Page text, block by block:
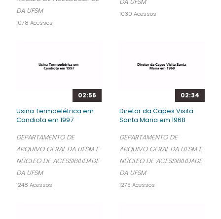
DA UFSM
1078 Acessos
DA UFSM
1030 Acessos
02:56
Usina Termoelétrica em
Candiota em 1997
DEPARTAMENTO DE
ARQUIVO GERAL DA UFSM E
NÚCLEO DE ACESSIBILIDADE
DA UFSM
1248 Acessos
02:34
Diretor da Capes Visita
Santa Maria em 1968
DEPARTAMENTO DE
ARQUIVO GERAL DA UFSM E
NÚCLEO DE ACESSIBILIDADE
DA UFSM
1275 Acessos